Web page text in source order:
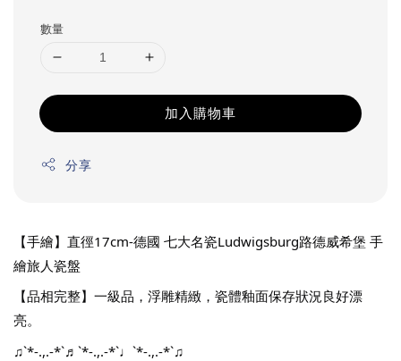
數量
加入購物車
分享
【手繪】直徑17cm-德國 七大名瓷Ludwigsburg路德威希堡 手
繪旅人瓷盤
【品相完整】一級品，浮雕精緻，瓷體釉面保存狀況良好漂
亮。
♫`*-.,.-*`♬`*-.,.-*`♩`*-.,.-*`♫